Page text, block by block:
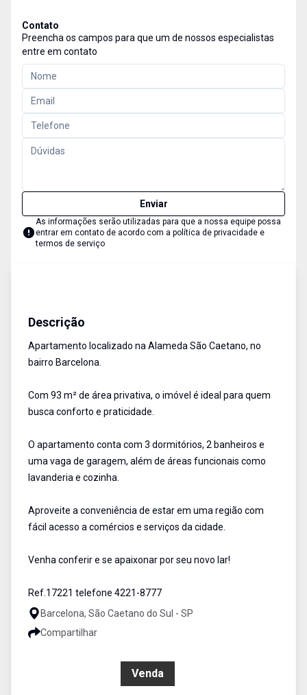
Contato
Preencha os campos para que um de nossos especialistas
entre em contato
Enviar
As informações serão utilizadas para que a nossa equipe possa
entrar em contato de acordo com a política de privacidade e
termos de serviço
Descrição
Apartamento localizado na Alameda São Caetano, no
bairro Barcelona.
Com 93 m² de área privativa, o imóvel é ideal para quem
busca conforto e praticidade.
O apartamento conta com 3 dormitórios, 2 banheiros e
uma vaga de garagem, além de áreas funcionais como
lavanderia e cozinha.
Aproveite a conveniência de estar em uma região com
fácil acesso a comércios e serviços da cidade.
Venha conferir e se apaixonar por seu novo lar!
Ref.17221 telefone 4221-8777
Barcelona, São Caetano do Sul - SP
Compartilhar
Venda